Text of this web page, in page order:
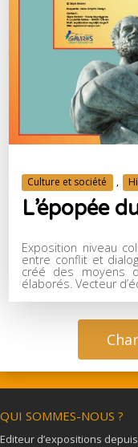
Culture et société ,
L’épopée
Exposition niveau
entre conflit et
créé des moyens
élaborés. Vecteur
QUI SOMMES-NOUS ?
Editeur d’expositions